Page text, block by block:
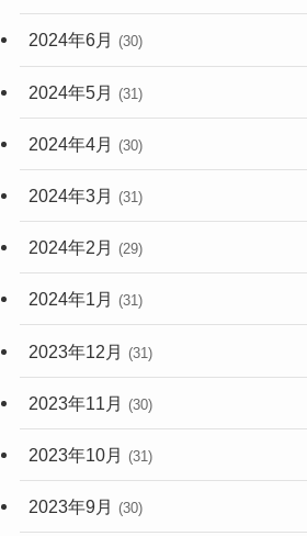
2024年6月 (30)
2024年5月 (31)
2024年4月 (30)
2024年3月 (31)
2024年2月 (29)
2024年1月 (31)
2023年12月 (31)
2023年11月 (30)
2023年10月 (31)
2023年9月 (30)